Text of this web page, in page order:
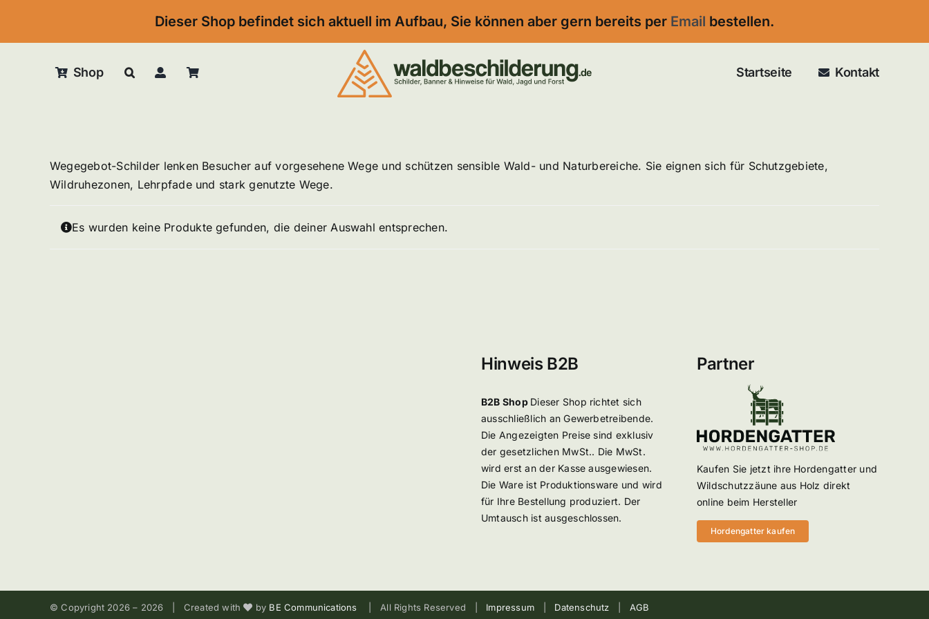
content
Dieser Shop befindet sich aktuell im Aufbau, Sie können aber gern bereits per Email bestellen.
Shop Startseite Kontakt
Wegegebot-Schilder lenken Besucher auf vorgesehene Wege und schützen sensible Wald- und Naturbereiche. Sie eignen sich für Schutzgebiete,
Wildruhezonen, Lehrpfade und stark genutzte Wege.
Es wurden keine Produkte gefunden, die deiner Auswahl entsprechen.
Hinweis B2B
B2B Shop Dieser Shop richtet sich
ausschließlich an Gewerbetreibende.
Die Angezeigten Preise sind exklusiv
der gesetzlichen MwSt.. Die MwSt.
wird erst an der Kasse ausgewiesen.
Die Ware ist Produktionsware und wird
für Ihre Bestellung produziert. Der
Umtausch ist ausgeschlossen.
Partner
Kaufen Sie jetzt ihre Hordengatter und
Wildschutzzäune aus Holz direkt
online beim Hersteller
Hordengatter kaufen
© Copyright 2026 – 2026 | Created with by BE Communications | All Rights Reserved | Impressum Datenschutz AGB